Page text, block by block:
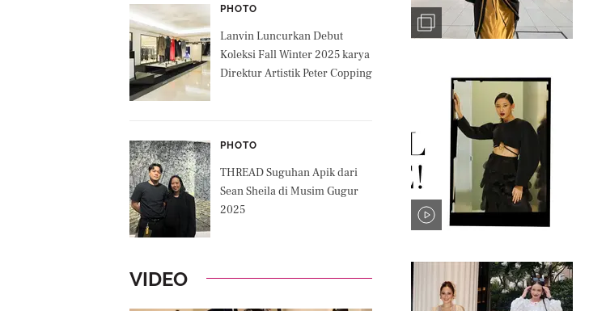
PHOTO
Lanvin Luncurkan Debut
Koleksi Fall Winter 2025 karya
Direktur Artistik Peter Copping
PHOTO
THREAD Suguhan Apik dari
Sean Sheila di Musim Gugur
2025
VIDEO